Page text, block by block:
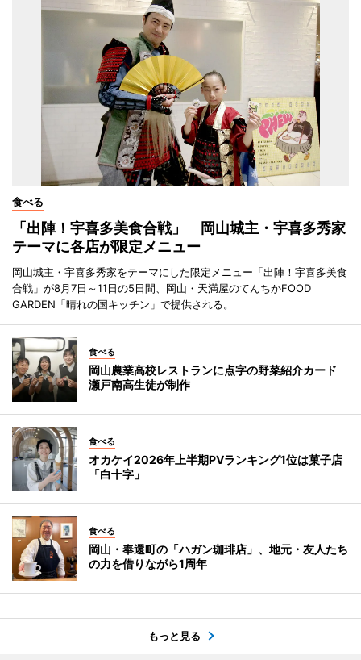
食べる
「出陣！宇喜多美食合戦」 岡山城主・宇喜多秀家
テーマに各店が限定メニュー
岡山城主・宇喜多秀家をテーマにした限定メニュー「出陣！宇喜多美食
合戦」が8月7日～11日の5日間、岡山・天満屋のてんちかFOOD
GARDEN「晴れの国キッチン」で提供される。
食べる
岡山農業高校レストランに点字の野菜紹介カード
瀬戸南高生徒が制作
食べる
オカケイ2026年上半期PVランキング1位は菓子店
「白十字」
食べる
岡山・奉還町の「ハガン珈琲店」、地元・友人たち
の力を借りながら1周年
もっと見る